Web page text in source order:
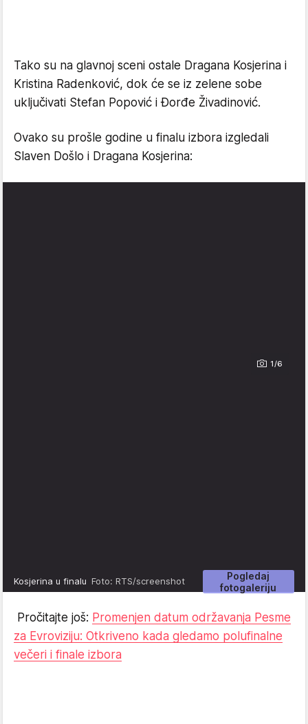
Tako su na glavnoj sceni ostale Dragana Kosjerina i
Kristina Radenković, dok će se iz zelene sobe
uključivati Stefan Popović i Đorđe Živadinović.
Ovako su prošle godine u finalu izbora izgledali
Slaven Došlo i Dragana Kosjerina:
1/6
Pogledaj
fotogaleriju
Kosjerina u finalu Foto: RTS/screenshot
Pročitajte još: Promenjen datum održavanja Pesme
za Evroviziju: Otkriveno kada gledamo polufinalne
večeri i finale izbora